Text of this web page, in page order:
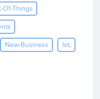
Of-Things
New-Business Iot,